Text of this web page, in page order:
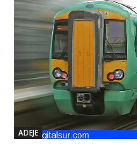
ADEJE